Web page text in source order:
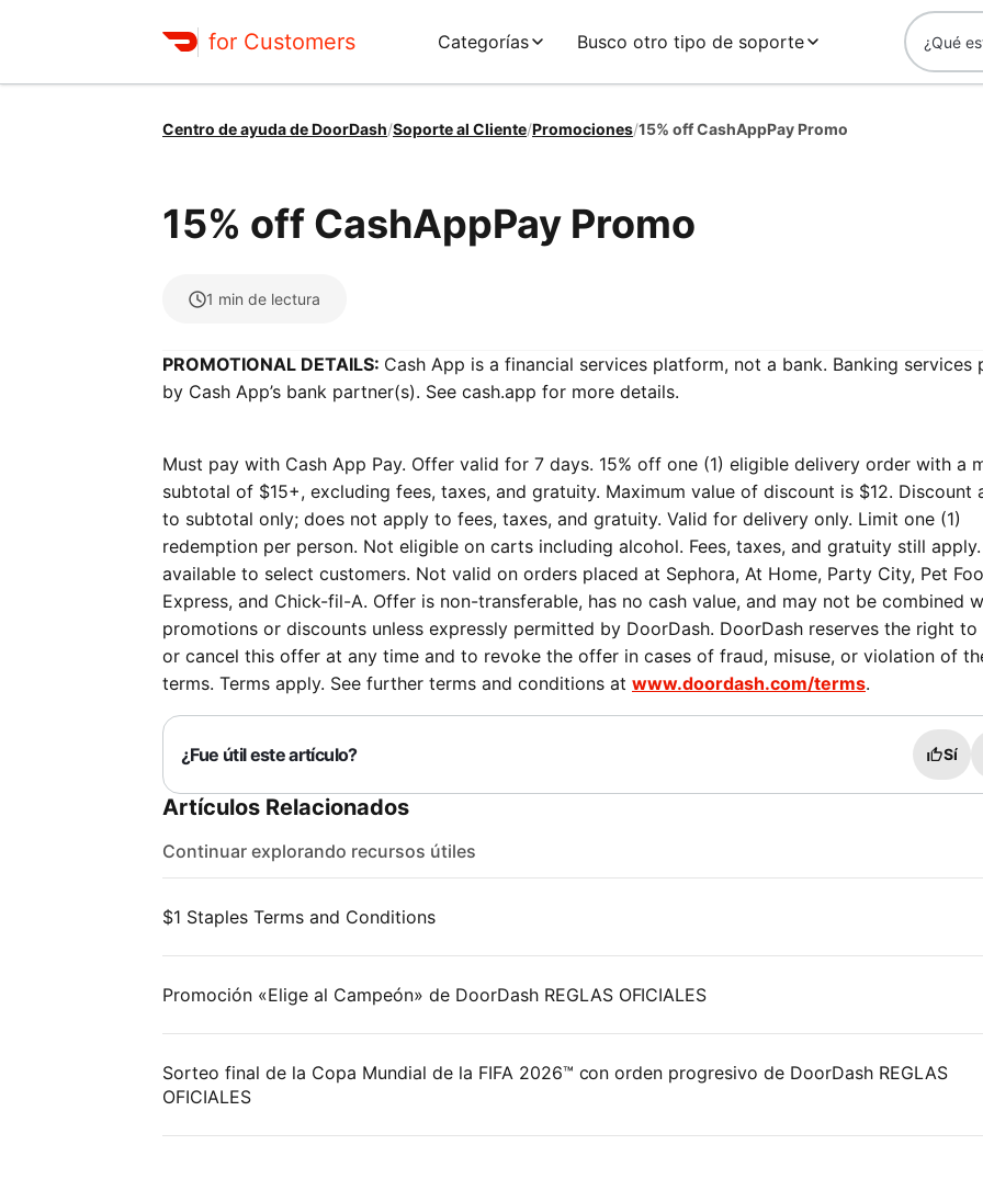
for Customers Categorías Busco otro tipo de soporte
Centro de ayuda de DoorDash/Soporte al Cliente/Promociones/15% off CashAppPay Promo
15% off CashAppPay Promo
1 min de lectura
PROMOTIONAL DETAILS: Cash App is a financial services platform, not a bank. Banking services
by Cash App’s bank partner(s). See cash.app for more details.
Must pay with Cash App Pay. Offer valid for 7 days. 15% off one (1) eligible delivery order with a
subtotal of $15+, excluding fees, taxes, and gratuity. Maximum value of discount is $12. Discount
to subtotal only; does not apply to fees, taxes, and gratuity. Valid for delivery only. Limit one (1)
redemption per person. Not eligible on carts including alcohol. Fees, taxes, and gratuity still
available to select customers. Not valid on orders placed at Sephora, At Home, Party City, Pet
Express, and Chick-fil-A. Offer is non-transferable, has no cash value, and may not be combined
promotions or discounts unless expressly permitted by DoorDash. DoorDash reserves the right
or cancel this offer at any time and to revoke the offer in cases of fraud, misuse, or violation of
terms. Terms apply. See further terms and conditions at www.doordash.com/terms.
¿Fue útil este artículo? Sí
Artículos Relacionados
Continuar explorando recursos útiles
$1 Staples Terms and Conditions
Promoción «Elige al Campeón» de DoorDash REGLAS OFICIALES
Sorteo final de la Copa Mundial de la FIFA 2026™ con orden progresivo de DoorDash REGLAS
OFICIALES